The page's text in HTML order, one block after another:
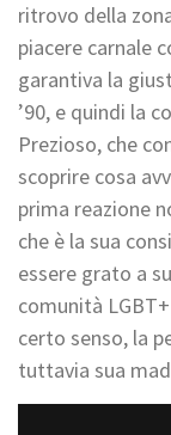
ritrovo della
piacere carnale
garantiva la
’90, e quindi la
Prezioso, che
scoprire cosa
prima reazione
che è la sua
essere grato a
comunità
certo senso, la
tuttavia sua